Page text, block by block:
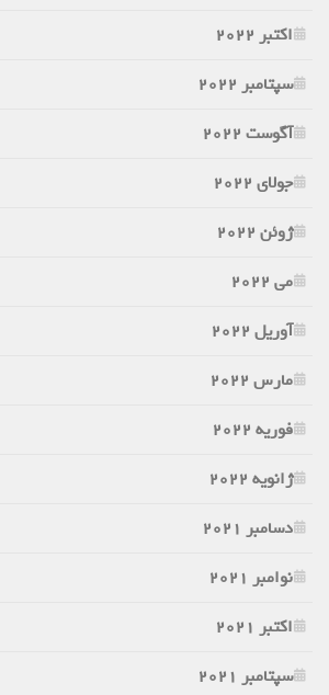
اکتبر 2022
سپتامبر 2022
آگوست 2022
جولای 2022
ژوئن 2022
می 2022
آوریل 2022
مارس 2022
فوریه 2022
ژانویه 2022
دسامبر 2021
نوامبر 2021
اکتبر 2021
سپتامبر 2021